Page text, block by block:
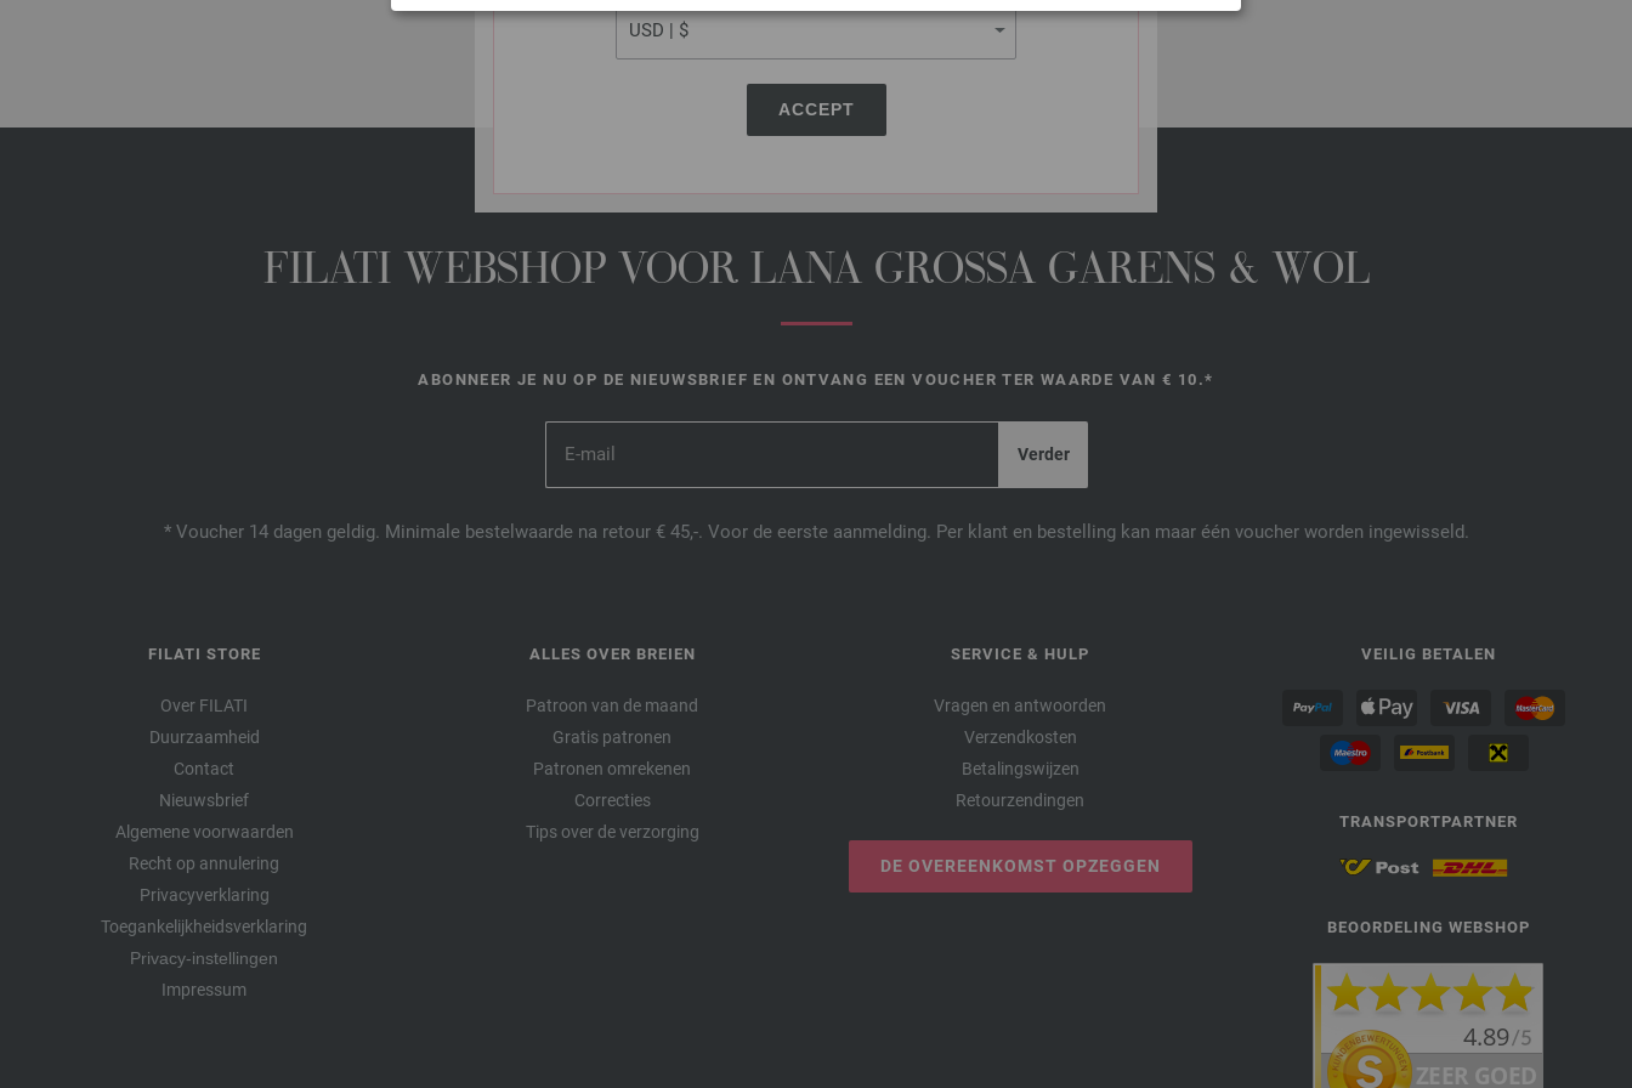
ACCEPT
FILATI WEBSHOP VOOR LANA GROSSA GARENS & WOL
ABONNEER JE NU OP DE NIEUWSBRIEF EN ONTVANG EEN VOUCHER TER WAARDE VAN € 10.*
* Voucher 14 dagen geldig. Minimale bestelwaarde na retour € 45,-. Voor de eerste aanmelding. Per klant en bestelling kan maar één voucher worden ingewisseld.
FILATI STORE
Over FILATI
Duurzaamheid
Contact
Nieuwsbrief
Algemene voorwaarden
Recht op annulering
Privacyverklaring
Toegankelijkheidsverklaring
Privacy-instellingen
Impressum
ALLES OVER BREIEN
Patroon van de maand
Gratis patronen
Patronen omrekenen
Correcties
Tips over de verzorging
SERVICE & HULP
Vragen en antwoorden
Verzendkosten
Betalingswijzen
Retourzendingen
DE OVEREENKOMST OPZEGGEN
VEILIG BETALEN
TRANSPORTPARTNER
BEOORDELING WEBSHOP